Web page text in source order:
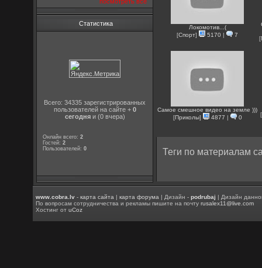
Статистика
Всего: 34335 зарегистрированных
пользователей на сайте + 0
сегодняи (0 вчера)
Онлайн всего:2
Гостей:2
Пользователей:0
Локомотив...(
[Спорт] 5170 | 7
[
Самое смешное видео на земле )))
[Приколы] 4877 | 0 [
Теги по материалам
www.cobra.lv -карта сайта |карта форума | Дизайн -podrubaj | Дизайн
По вопросам сотрудничества и рекламы пишите на почтуrusalex11@live.com
Хостинг отuCoz